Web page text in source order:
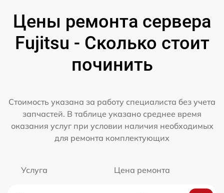
Цены ремонта сервера
Fujitsu - Сколько стоит
починить
Стоимость указана за работу специалиста без учета
запчастей. В таблице указано среднее время
оказания услуг при условии наличия необходимых
для ремонта комплектующих
Услуга Цена ремонта